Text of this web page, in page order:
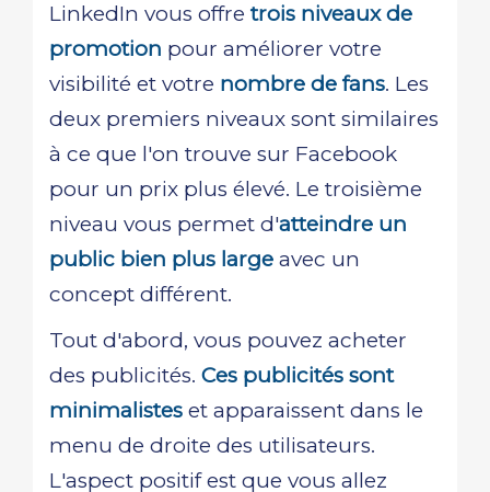
LinkedIn vous offre trois niveaux de
promotion pour améliorer votre
visibilité et votre nombre de fans. Les
deux premiers niveaux sont similaires
à ce que l'on trouve sur Facebook
pour un prix plus élevé. Le troisième
niveau vous permet d'atteindre un
public bien plus large avec un
concept différent.
Tout d'abord, vous pouvez acheter
des publicités. Ces publicités sont
minimalistes et apparaissent dans le
menu de droite des utilisateurs.
L'aspect positif est que vous allez